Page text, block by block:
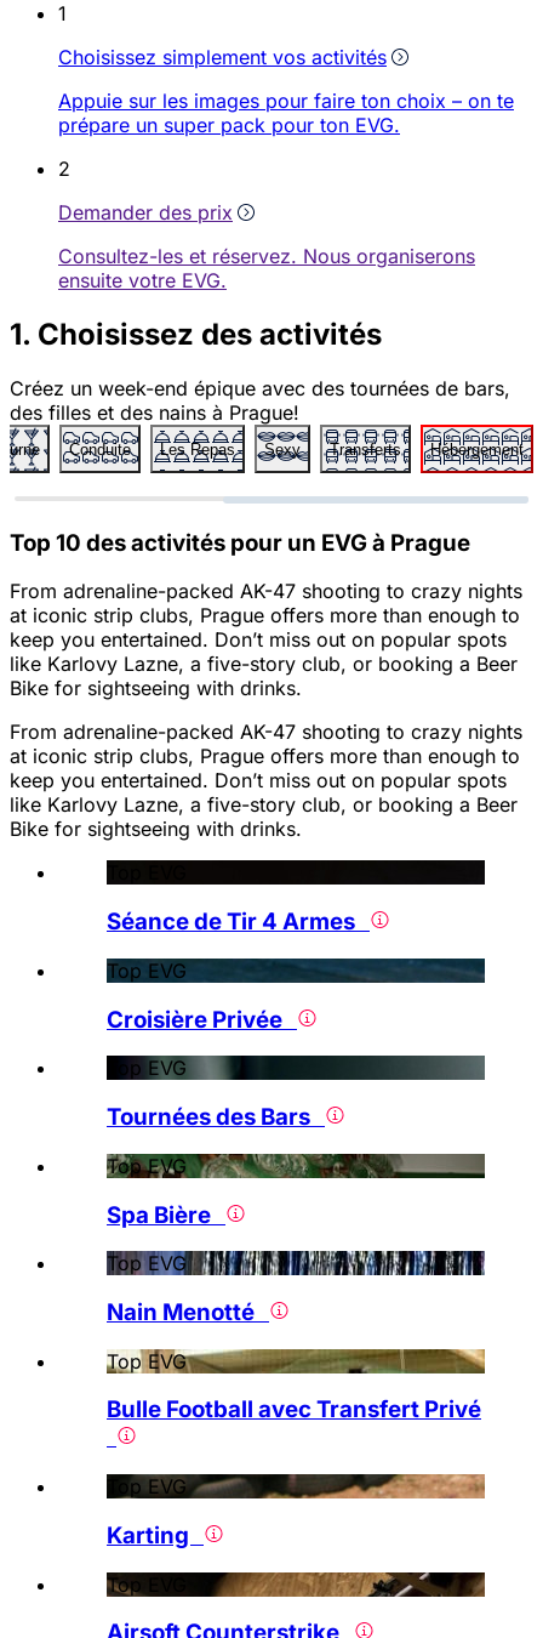
1
Choisissez simplement vos activités
Appuie sur les images pour faire ton choix – on te
prépare un super pack pour ton EVG.
2
Demander des prix
Consultez-les et réservez. Nous organiserons
ensuite votre EVG.
1. Choisissez des activités
Créez un week-end épique avec des tournées de bars,
des filles et des nains à Prague!
Conduite Les Repas Sexy Transferts Hébergement
Top 10 des activités pour un EVG à Prague
From adrenaline-packed AK-47 shooting to crazy nights
at iconic strip clubs, Prague offers more than enough to
keep you entertained. Don’t miss out on popular spots
like Karlovy Lazne, a five-story club, or booking a Beer
Bike for sightseeing with drinks.
From adrenaline-packed AK-47 shooting to crazy nights
at iconic strip clubs, Prague offers more than enough to
keep you entertained. Don’t miss out on popular spots
like Karlovy Lazne, a five-story club, or booking a Beer
Bike for sightseeing with drinks.
Séance de Tir 4 Armes
Top EVG
Croisière Privée
Top EVG
Tournées des Bars
Top EVG
Spa Bière
Top EVG
Nain Menotté
Top EVG
Bulle Football avec Transfert Privé
Top EVG
Karting
Top EVG